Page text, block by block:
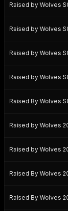
Raised by Wolves
Raised by Wolves